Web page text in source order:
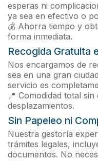
esperas ni
ya sea en efectivo o
💰 Ahorra tiempo y
forma inmediata.
Recogida Gratuita
Nos encargamos de
sea en una gran
servicio es
📍 Comodidad total
desplazamientos.
Sin Papeleo ni
Nuestra gestoría
trámites legales,
documentos. No